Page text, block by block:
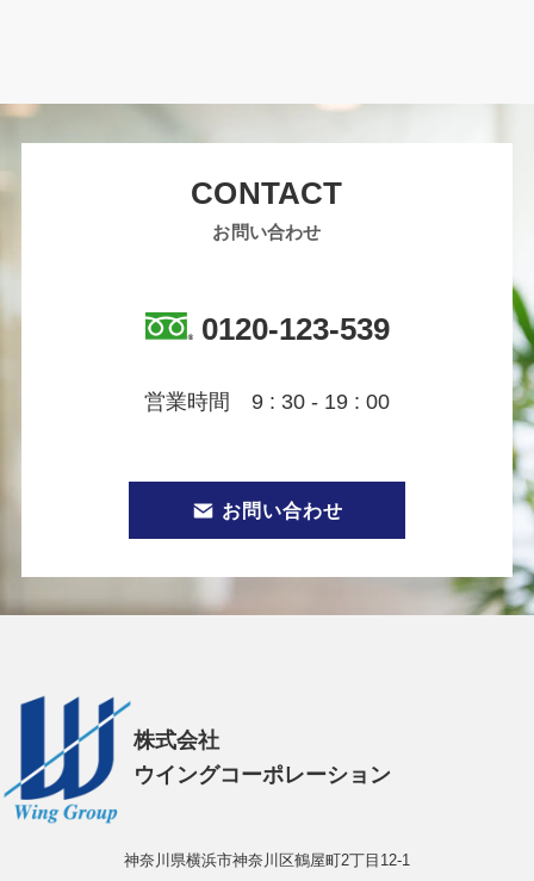
CONTACT
お問い合わせ
0120-123-539
営業時間 9 : 30 - 19 : 00
お問い合わせ
株式会社
ウイングコーポレーション
神奈川県横浜市神奈川区鶴屋町2丁目12-1